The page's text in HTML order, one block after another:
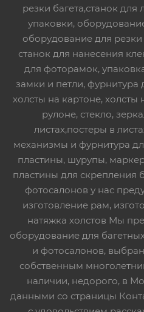
резки багета,станок
упаковки,
оборудование для
станок для нанесения
для фоторамок,
замки и петли, фурнитура
холсты на картоне,
рулоне, стекло,
листах,постеры в
механизмы и фурнитура
пластины, шурупы,
пластины для скрепления
фотосалонов у нас
изготовление рам,
натяжка холстов Мы
оборудование для
и фотосалонов,
собственным
наличии, недорого, в
данными со страницы